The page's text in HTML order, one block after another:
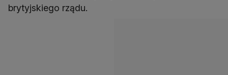
brytyjskiego rządu.